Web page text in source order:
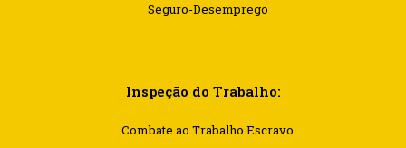
Seguro-Desemprego
Inspeção do Trabalho:
Combate ao Trabalho Escravo